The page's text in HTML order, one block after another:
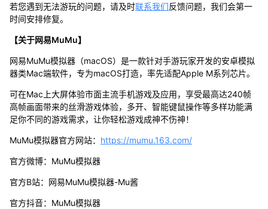
若您遇到无法游玩的问题，请及时联系我们反馈问题，我们会第一
时间安排修复。
【关于网易MuMu】
网易MuMu模拟器（macOS）是一款针对手游玩家开发的安卓模拟
器类Mac端软件，专为macOS打造，率先适配Apple M系列芯片。
可在Mac上大屏体验市面主流手机游戏及应用，享受最高达240帧
高帧画面带来的丝滑游戏体验，多开、智能键鼠操作等多样功能满
足你不同的游戏需求，让你轻松游戏成神不伤神！
MuMu模拟器官方网站： https://mumu.163.com/
官方微博：MuMu模拟器
官方B站：网易MuMu模拟器-Mu酱
官方抖音：MuMu模拟器